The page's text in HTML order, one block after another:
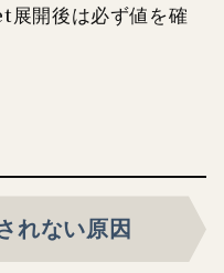
展開後は必ず値を確
れない原因